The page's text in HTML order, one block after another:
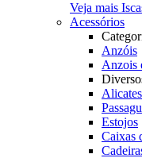
Veja mais
Acessórios
Anzóis
Anzois
Alicates
Estojos
Caixas